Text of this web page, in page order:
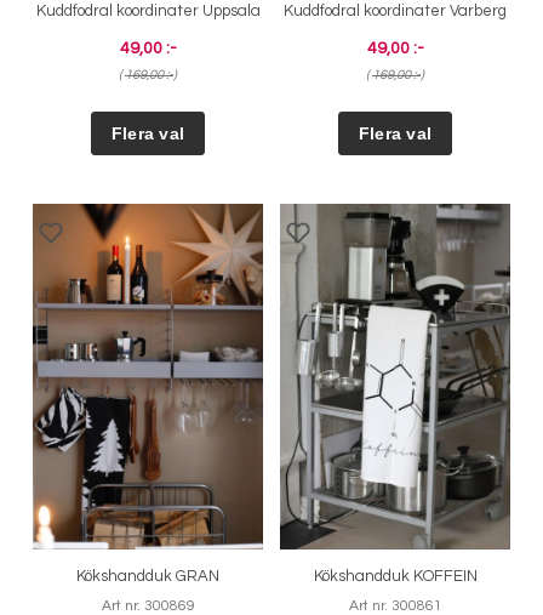
Kuddfodral koordinater Uppsala
49,00 :-
(169,00 :-)
Kuddfodral koordinater Varberg
49,00 :-
(169,00 :-)
Kökshandduk GRAN
Art nr. 300869
Kökshandduk KOFFEIN
Art nr. 300861